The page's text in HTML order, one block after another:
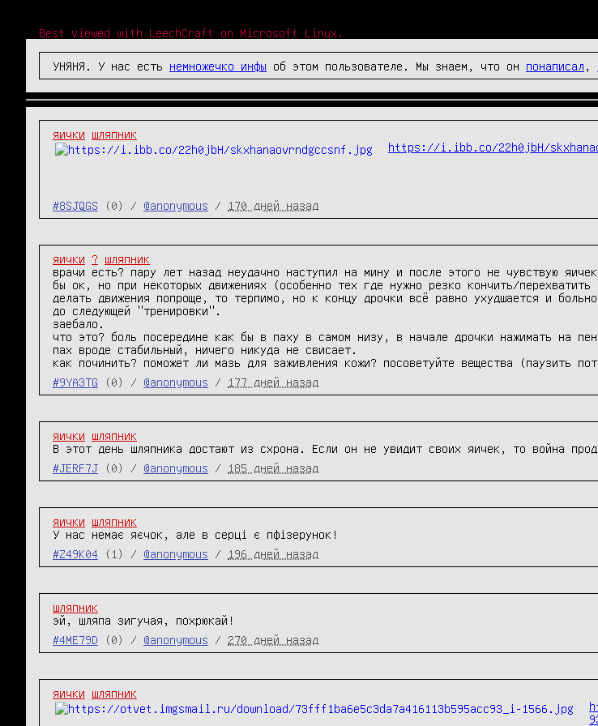
Best viewed with LeechCraft on Microsoft Linux.
УНЯНЯ. У нас есть немножечко инфы об этом пользователе. Мы знаем, что он понаписал
яички
шляпник
https://i.ibb.co/22h0jbH/
#8SJQGS (0) / @anonymous / 170 дней назад
яички ?
шляпник
врачи есть? пару лет назад неудачно наступил на мину и после этого не чувствую
бы ок, но при некоторых движениях (особенно тех где нужно резко кончить/
делать движения попроще, то терпимо, но к концу дрочки всё равно ухудшается и
до следующей "тренировки".
заебало.
что это? боль посередине как бы в паху в самом низу, в начале дрочки нажимать на
пах вроде стабильный, ничего никуда не свисает.
как починить? поможет ли мазь для заживления кожи? посоветуйте вещества (паузить
#9YA3TG
(0) / @anonymous / 177 дней назад
яички
шляпник
В этот день шляпника достают из схрона. Если он не увидит своих яичек, то война
#JERF7J
(0) / @anonymous / 185 дней назад
яички
шляпник
У нас немає яєчок, але в серці є пфізерунок!
#Z49K04
(1) / @anonymous / 196 дней назад
шляпник
эй, шляпа зигучая, похрюкай!
#4ME79D
(0) / @anonymous / 270 дней назад
яички
шляпник